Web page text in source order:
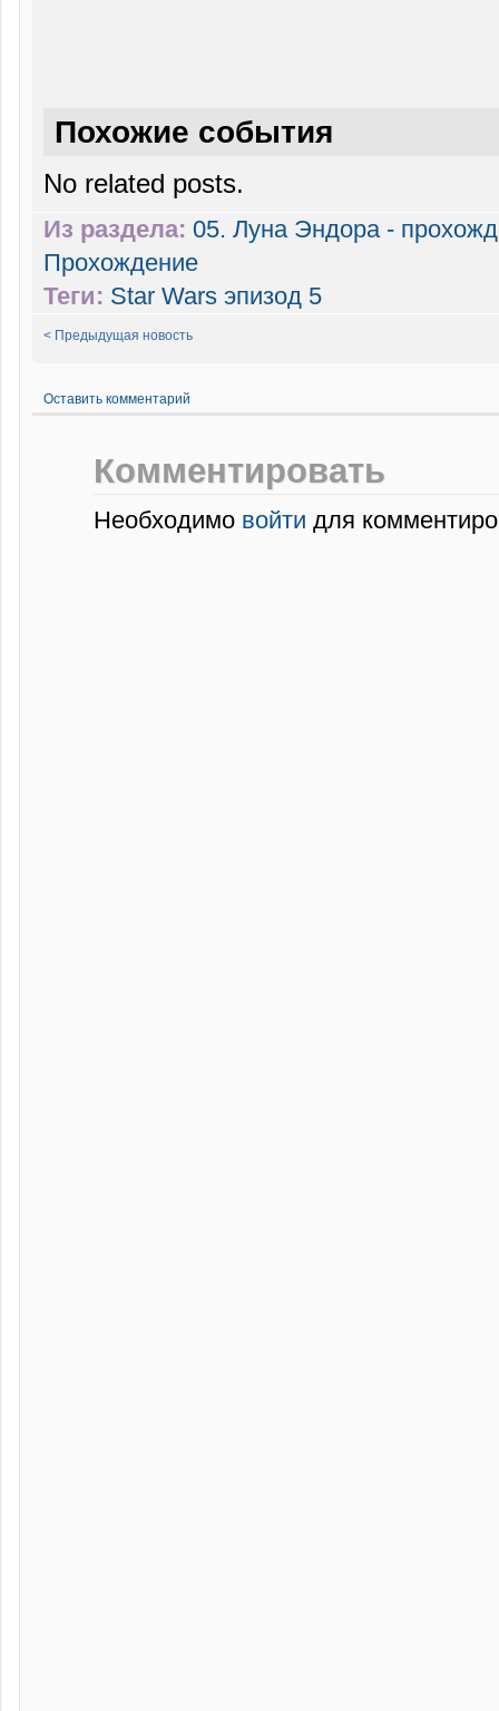
Похожие события
No related posts.
Из раздела: 05. Луна Эндора -
Прохождение
Теги: Star Wars эпизод 5
< Предыдущая новость
Оставить комментарий
Комментировать
Необходимо войти для